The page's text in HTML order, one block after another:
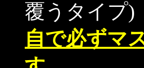
覆うタイプ)
自で必ずマ